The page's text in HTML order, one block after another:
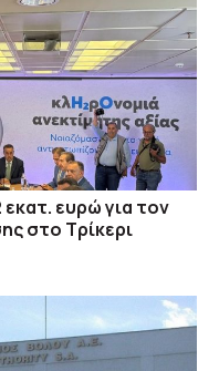
ευρώ για τον
στο Τρίκερι